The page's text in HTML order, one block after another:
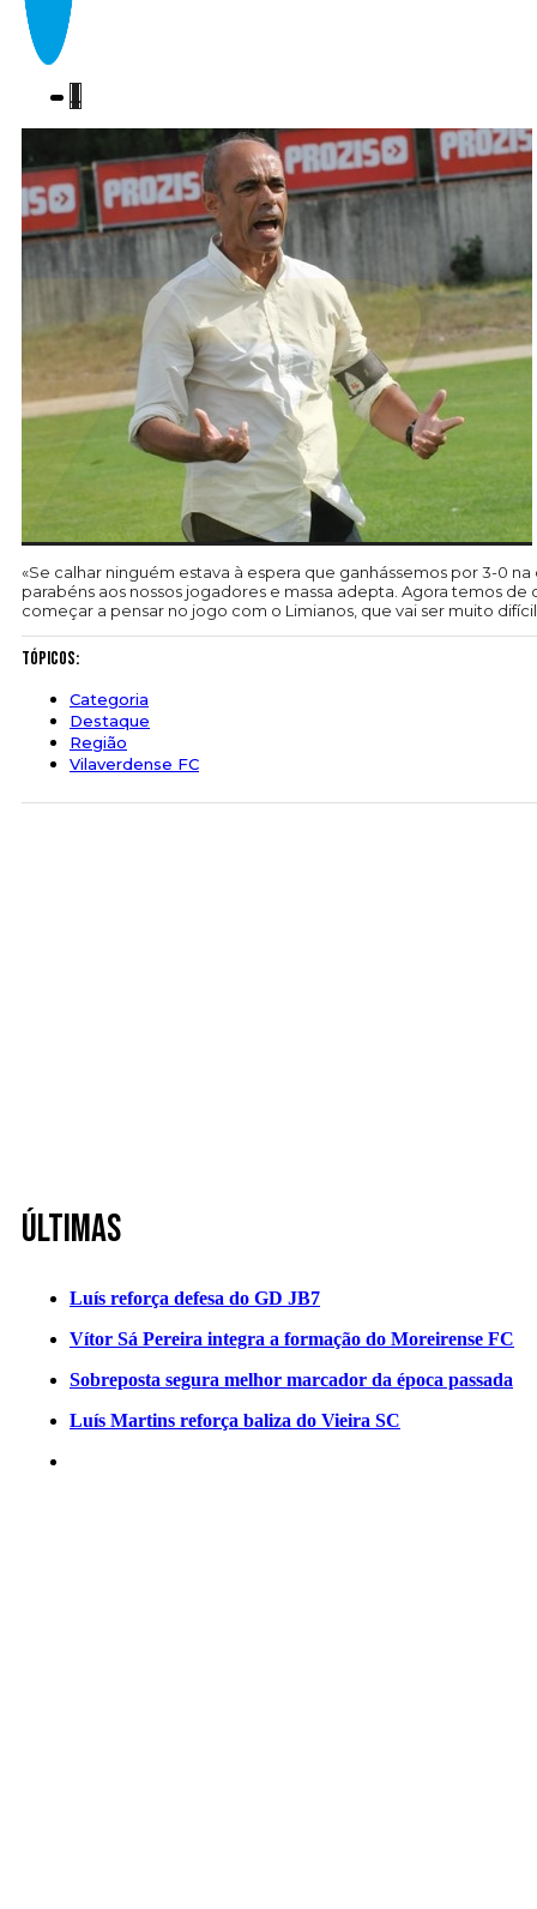
«Se calhar ninguém estava à espera que ganhássemos por 3-0
parabéns aos nossos jogadores e massa adepta. Agora temos
começar a pensar no jogo com o Limianos, que vai ser muito
Tópicos:
Categoria
Destaque
Região
Vilaverdense FC
Últimas
Luís reforça defesa do GD JB7
Vítor Sá Pereira integra a formação do Moreirense FC
Sobreposta segura melhor marcador da época passada
Luís Martins reforça baliza do Vieira SC